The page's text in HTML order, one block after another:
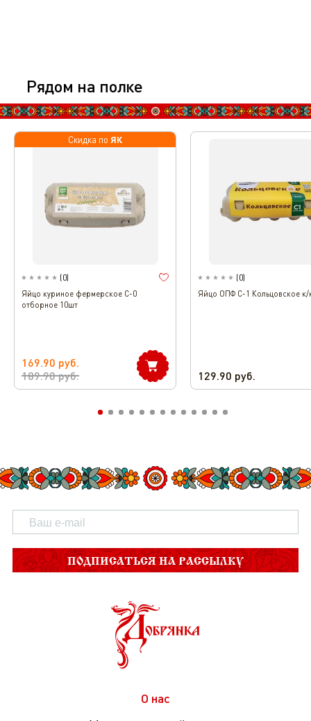
Рядом на полке
Скидка по ЯК
(0)
Яйцо куриное фермерское С-0
отборное 10шт
169.90 руб.
189.90руб.
(0)
Яйцо ОПФ С-1 Кольцовское к/
129.90 руб.
ПОДПИСАТЬСЯ НА РАССЫЛКУ
О нас